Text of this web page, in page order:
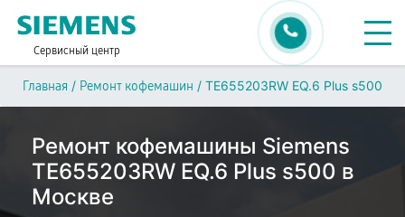
Сервисный центр
Главная / Ремонт кофемашин / TE655203RW EQ.6 Plus s500
Ремонт кофемашины Siemens
TE655203RW EQ.6 Plus s500 в
Москве